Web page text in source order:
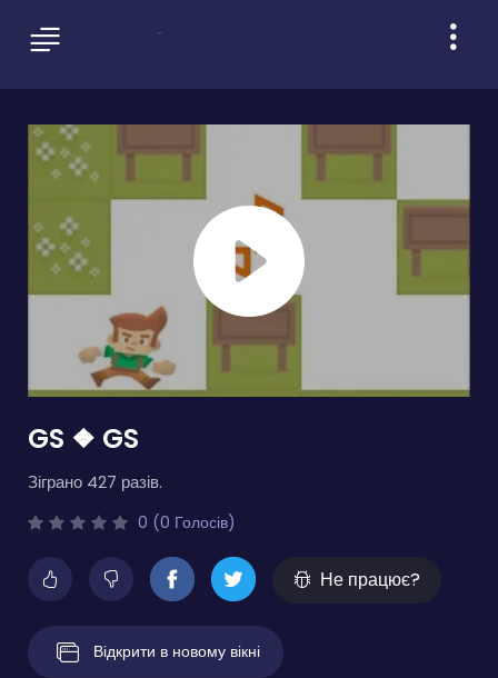
GS ❖ GS
Зіграно 427 разів.
0 (0 Голосів)
Не працює?
Відкрити в новому вікні